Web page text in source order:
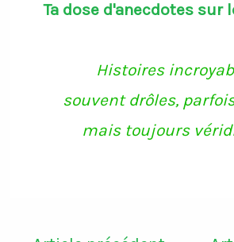
e
t
t
m
Ta dose d'anecdotes sur
Histoires
souvent drôles,
mais toujours